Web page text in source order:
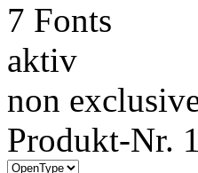
7 Fonts
aktiv
non
Produkt-Nr.